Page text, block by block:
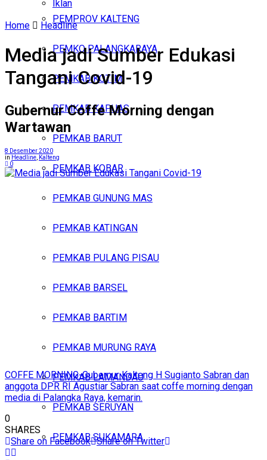
Iklan
PEMPROV KALTENG
PEMKO PALANGKARAYA
PEMKAB KOTIM
PEMKAB KAPUAS
PEMKAB BARUT
PEMKAB KOBAR
PEMKAB GUNUNG MAS
PEMKAB KATINGAN
PEMKAB PULANG PISAU
PEMKAB BARSEL
PEMKAB BARTIM
PEMKAB MURUNG RAYA
PEMKAB LAMANDAU
PEMKAB SERUYAN
PEMKAB SUKAMARA
Home Headline
Media jadi Sumber Edukasi
Tangani Covid-19
Gubernur Coffe Morning dengan
Wartawan
8 Desember 2020
in Headline Kalteng
0
COFFE MORNING-Gubernur Kalteng H Sugianto Sabran dan
anggota DPR RI Agustiar Sabran saat coffe morning dengan
media di Palangka Raya, kemarin.
0
SHARES
Share on Facebook Share on Twitter